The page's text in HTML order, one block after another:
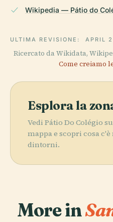
Wikipedia — Pátio do
ULTIMA REVISIONE: APRIL
Ricercato da Wikidata,
Come creiamo
Esplora la
Vedi Pátio Do Colégio
mappa e scopri cosa c'è
dintorni.
More in